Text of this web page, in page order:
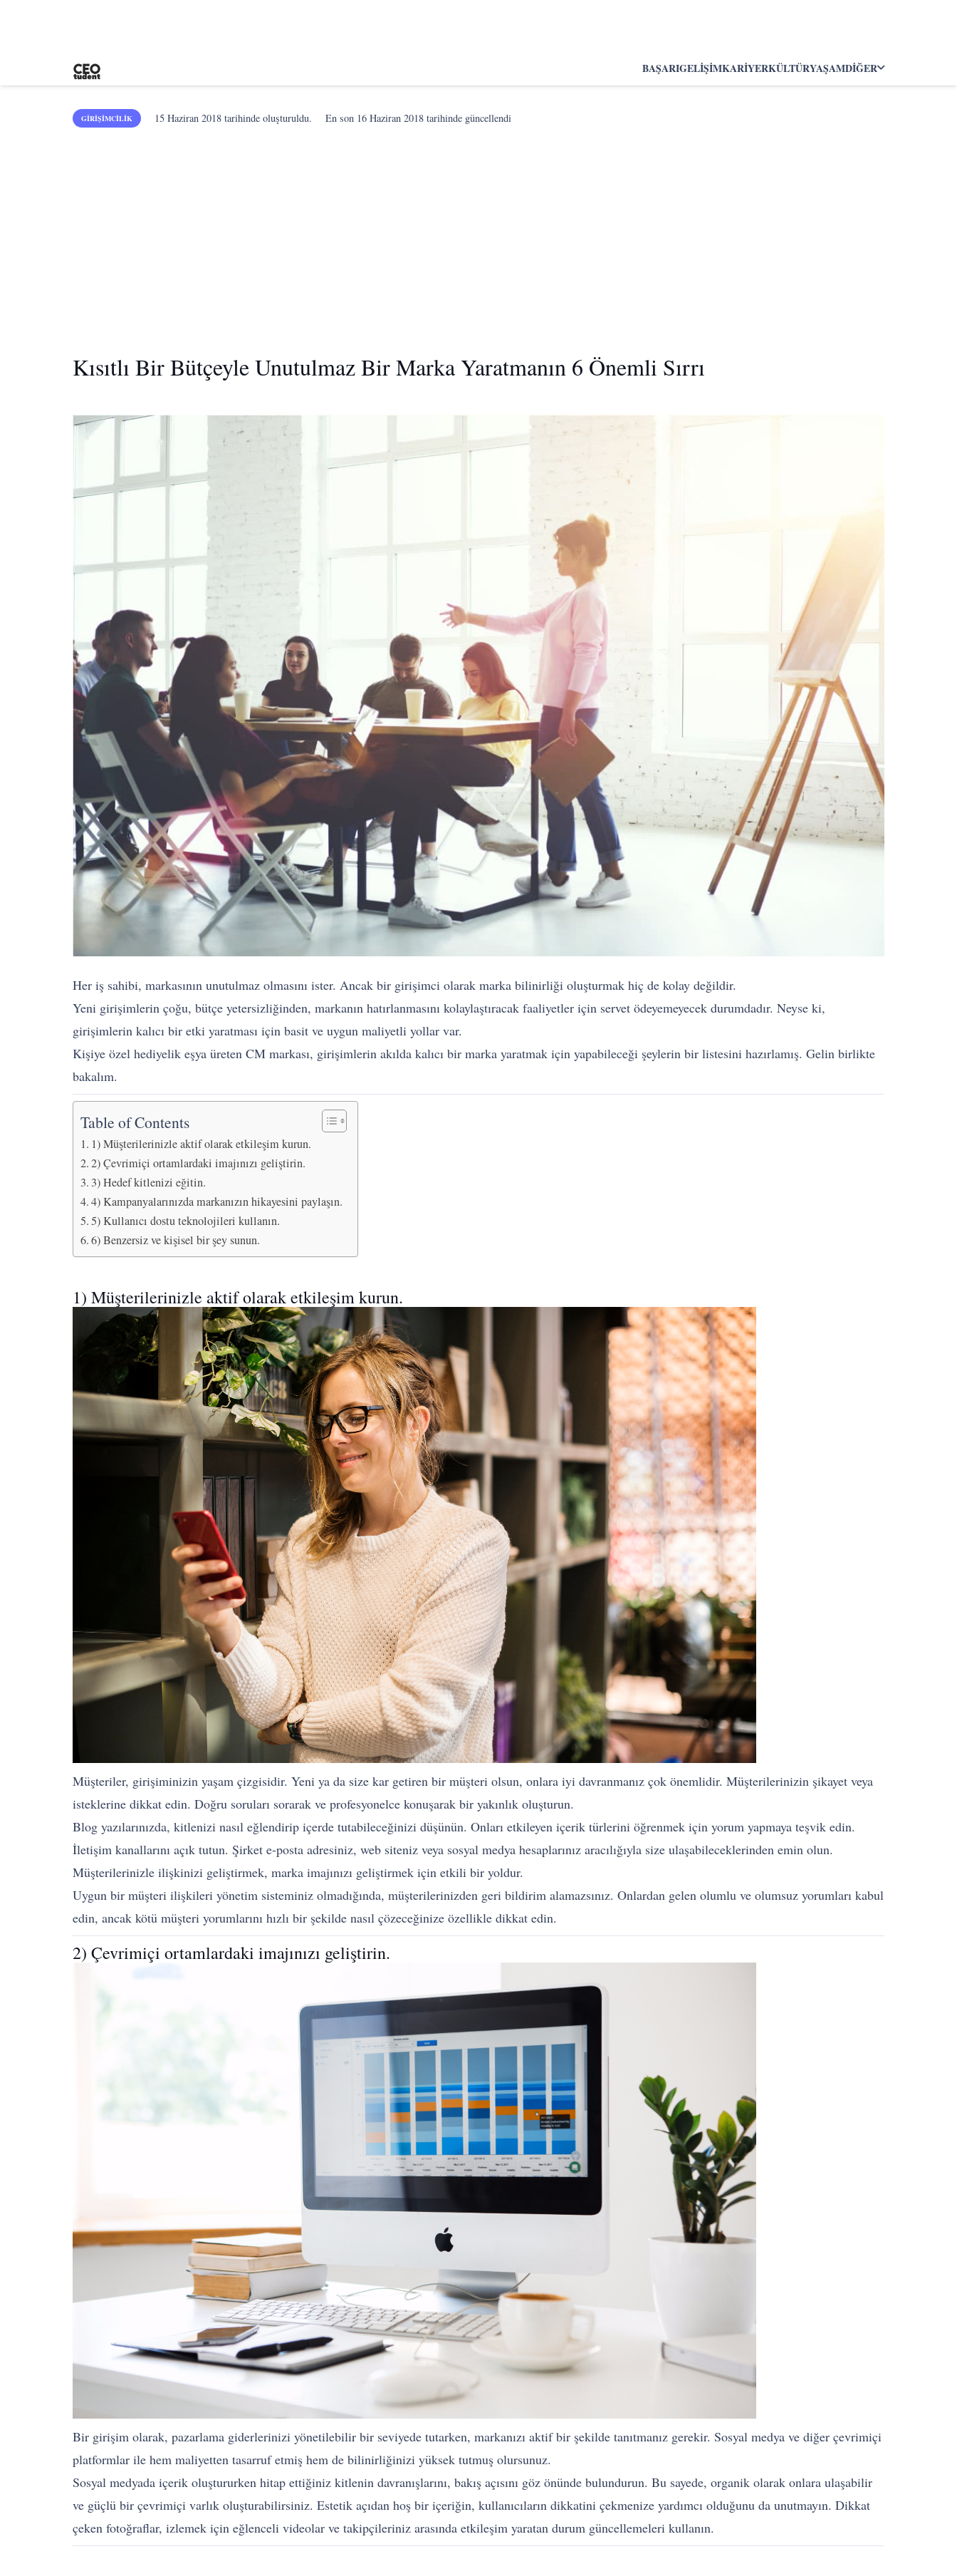
BAŞARIGELIŞIMKARIYERKÜLTÜRYAŞAMDIĞER
GIRIŞIMCILIK 15 Haziran 2018 tarihinde oluşturuldu. En son 16 Haziran 2018 tarihinde güncellendi
Kısıtlı Bir Bütçeyle Unutulmaz Bir Marka Yaratmanın 6 Önemli Sırrı
Her iş sahibi, markasının unutulmaz olmasını ister. Ancak bir girişimci olarak marka bilinirliği oluşturmak hiç de kolay değildir.
Yeni girişimlerin çoğu, bütçe yetersizliğinden, markanın hatırlanmasını kolaylaştıracak faaliyetler için servet ödeyemeyecek durumdadır. Neyse ki,
girişimlerin kalıcı bir etki yaratması için basit ve uygun maliyetli yollar var.
Kişiye özel hediyelik eşya üreten CM markası, girişimlerin akılda kalıcı bir marka yaratmak için yapabileceği şeylerin bir listesini hazırlamış. Gelin birlikte
bakalım.
Table of Contents
1) Müşterilerinizle aktif olarak etkileşim kurun.
2) Çevrimiçi ortamlardaki imajınızı geliştirin.
3) Hedef kitlenizi eğitin.
4) Kampanyalarınızda markanızın hikayesini paylaşın.
5) Kullanıcı dostu teknolojileri kullanın.
6) Benzersiz ve kişisel bir şey sunun.
1) Müşterilerinizle aktif olarak etkileşim kurun.
Müşteriler, girişiminizin yaşam çizgisidir. Yeni ya da size kar getiren bir müşteri olsun, onlara iyi davranmanız çok önemlidir. Müşterilerinizin şikayet veya
isteklerine dikkat edin. Doğru soruları sorarak ve profesyonelce konuşarak bir yakınlık oluşturun.
Blog yazılarınızda, kitlenizi nasıl eğlendirip içerde tutabileceğinizi düşünün. Onları etkileyen içerik türlerini öğrenmek için yorum yapmaya teşvik edin.
İletişim kanallarını açık tutun. Şirket e-posta adresiniz, web siteniz veya sosyal medya hesaplarınız aracılığıyla size ulaşabileceklerinden emin olun.
Müşterilerinizle ilişkinizi geliştirmek, marka imajınızı geliştirmek için etkili bir yoldur.
Uygun bir müşteri ilişkileri yönetim sisteminiz olmadığında, müşterilerinizden geri bildirim alamazsınız. Onlardan gelen olumlu ve olumsuz yorumları kabul
edin, ancak kötü müşteri yorumlarını hızlı bir şekilde nasıl çözeceğinize özellikle dikkat edin.
2) Çevrimiçi ortamlardaki imajınızı geliştirin.
Bir girişim olarak, pazarlama giderlerinizi yönetilebilir bir seviyede tutarken, markanızı aktif bir şekilde tanıtmanız gerekir. Sosyal medya ve diğer çevrimiçi
platformlar ile hem maliyetten tasarruf etmiş hem de bilinirliğinizi yüksek tutmuş olursunuz.
Sosyal medyada içerik oluştururken hitap ettiğiniz kitlenin davranışlarını, bakış açısını göz önünde bulundurun. Bu sayede, organik olarak onlara ulaşabilir
ve güçlü bir çevrimiçi varlık oluşturabilirsiniz. Estetik açıdan hoş bir içeriğin, kullanıcıların dikkatini çekmenize yardımcı olduğunu da unutmayın. Dikkat
çeken fotoğraflar, izlemek için eğlenceli videolar ve takipçileriniz arasında etkileşim yaratan durum güncellemeleri kullanın.